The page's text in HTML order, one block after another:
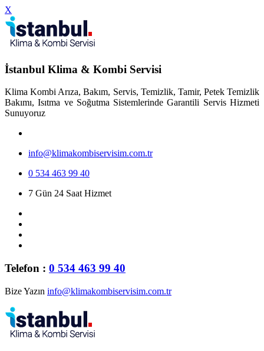
X
İstanbul Klima & Kombi Servisi
Klima Kombi Arıza, Bakım, Servis, Temizlik, Tamir, Petek Temizlik
Bakımı, Isıtma ve Soğutma Sistemlerinde Garantili Servis Hizmeti
Sunuyoruz
info@klimakombiservisim.com.tr
0 534 463 99 40
7 Gün 24 Saat Hizmet
Telefon : 0 534 463 99 40
Bize Yazın info@klimakombiservisim.com.tr